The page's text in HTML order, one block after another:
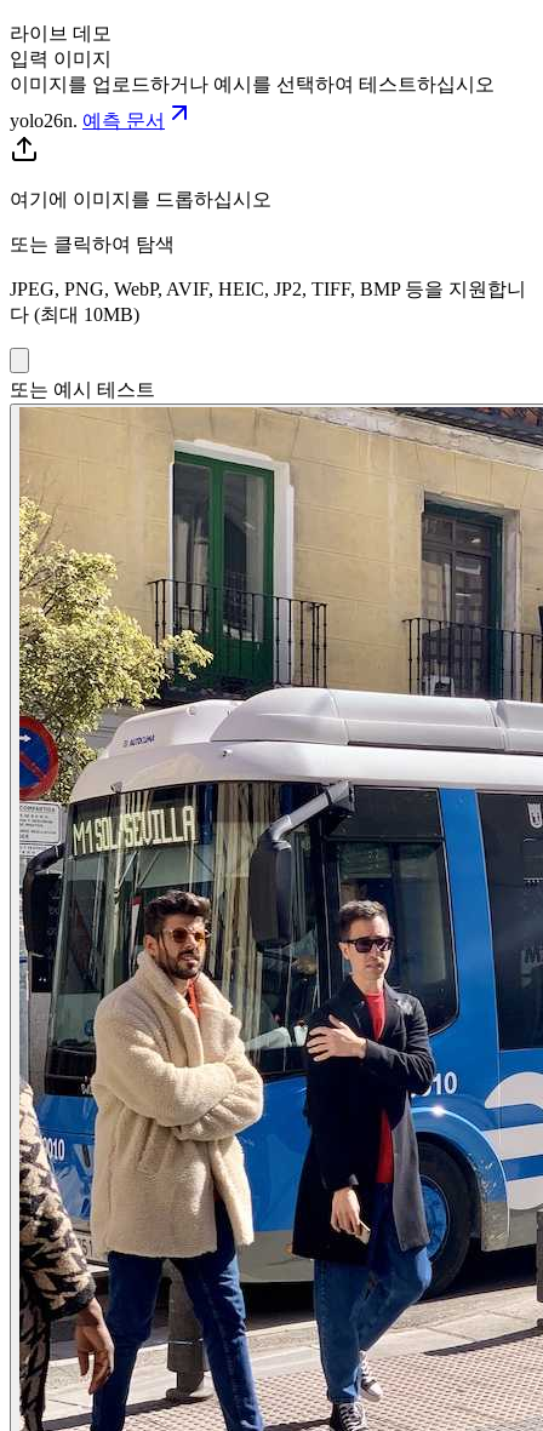
라이브 데모
입력 이미지
이미지를 업로드하거나 예시를 선택하여 테스트하십시오
yolo26n. 예측 문서
여기에 이미지를 드롭하십시오
또는 클릭하여 탐색
JPEG, PNG, WebP, AVIF, HEIC, JP2, TIFF, BMP 등을 지원합니
다 (최대 10MB)
또는 예시 테스트